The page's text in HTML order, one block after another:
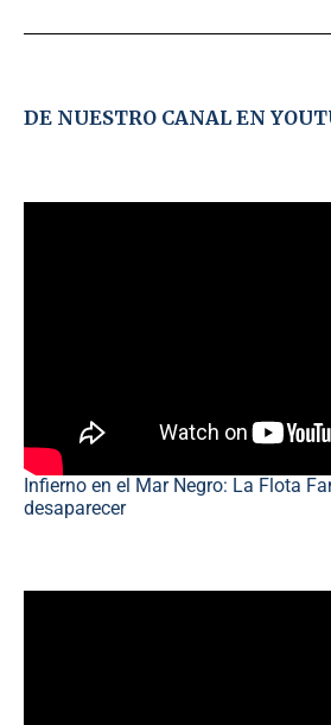
DE NUESTRO CANAL EN
Infierno en el Mar Negro: La Flota
desaparecer